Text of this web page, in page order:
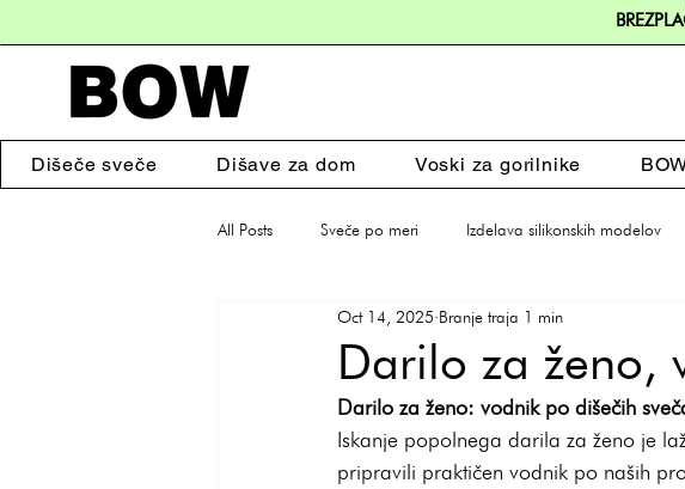
Dišeče sveče Dišave za dom Voski za gorilnike
All Posts Sveče po meri Izdelava silikonskih modelov
Poslovna darila Dišeče sveče Dodatki za dom
Darilo za ženo,
Oct 14, 2025 Branje traja 1 min
Darilo za ženo: vodnik po dišečih
Iskanje popolnega darila za ženo je
pripravili praktičen vodnik po naših